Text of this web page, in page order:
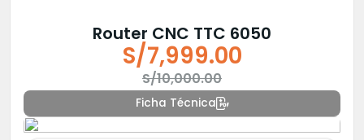
Router CNC TTC 6050
S/10,000.00
precio
original
S/7,999.00
precio
actual
Ficha Técnica